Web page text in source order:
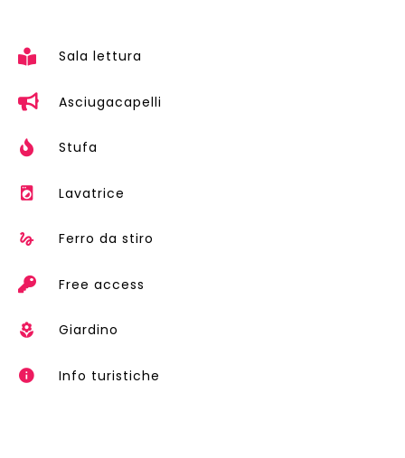
Sala lettura
Asciugacapelli
Stufa
Lavatrice
Ferro da stiro
Free access
Giardino
Info turistiche